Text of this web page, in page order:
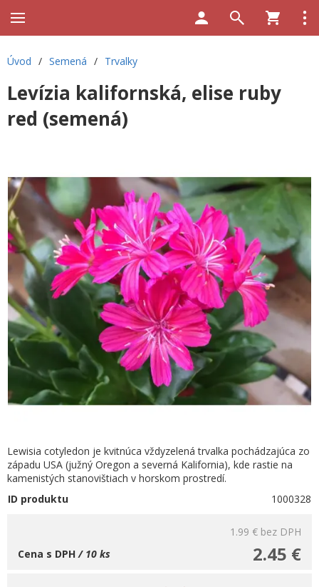
Úvod / Semená / Trvalky
Levízia kalifornská, elise ruby
red (semená)
Lewisia cotyledon je kvitnúca vždyzelená trvalka pochádzajúca zo
západu USA (južný Oregon a severná Kalifornia), kde rastie na
kamenistých stanovištiach v horskom prostredí.
ID produktu
1000328
1.99 € bez DPH
2.45 €
Cena s DPH/ 10 ks